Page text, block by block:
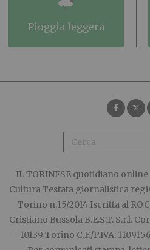
pioggia leggera
IL TORINESE quotidiano online
Cultura Testata giornalistica
Torino n.15/2014 Iscritta al
Cristiano Bussola B.E.S.T. S.r.l.
- 10139 Torino C.F./P.IVA: